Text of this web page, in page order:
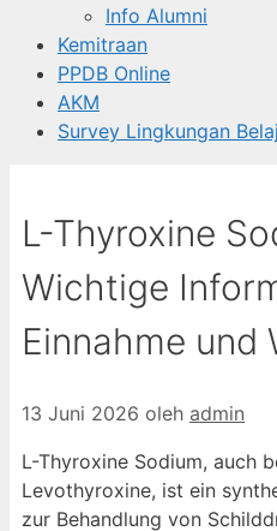
Info Alumni
Kemitraan
PPDB Online
AKM
Survey Lingkungan
L-Thyroxine
Wichtige
Einnahme und
13 Juni 2026 oleh admin
L-Thyroxine Sodium, auch
Levothyroxine, ist ein
zur Behandlung von